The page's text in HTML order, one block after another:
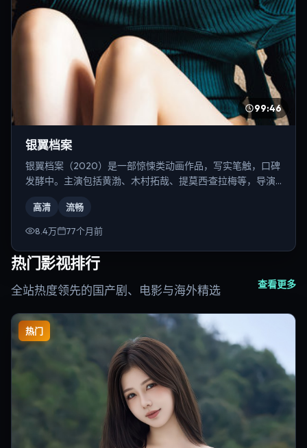
99:46
银翼档案
银翼档案（2020）是一部惊悚类动画作品，写实笔触，口碑
发酵中。主演包括黄渤、木村拓哉、提莫西·查拉梅等，导演
高清 流畅
8.4万 77个月前
热门影视排行
全站热度领先的国产剧、电影与海外精选 查看更多
热门